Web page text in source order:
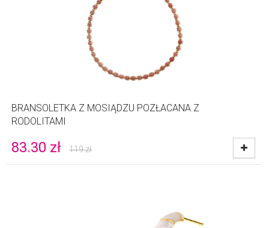
BRANSOLETKA Z MOSIĄDZU POZŁACANA Z
RODOLITAMI
83.30 zł 119zł